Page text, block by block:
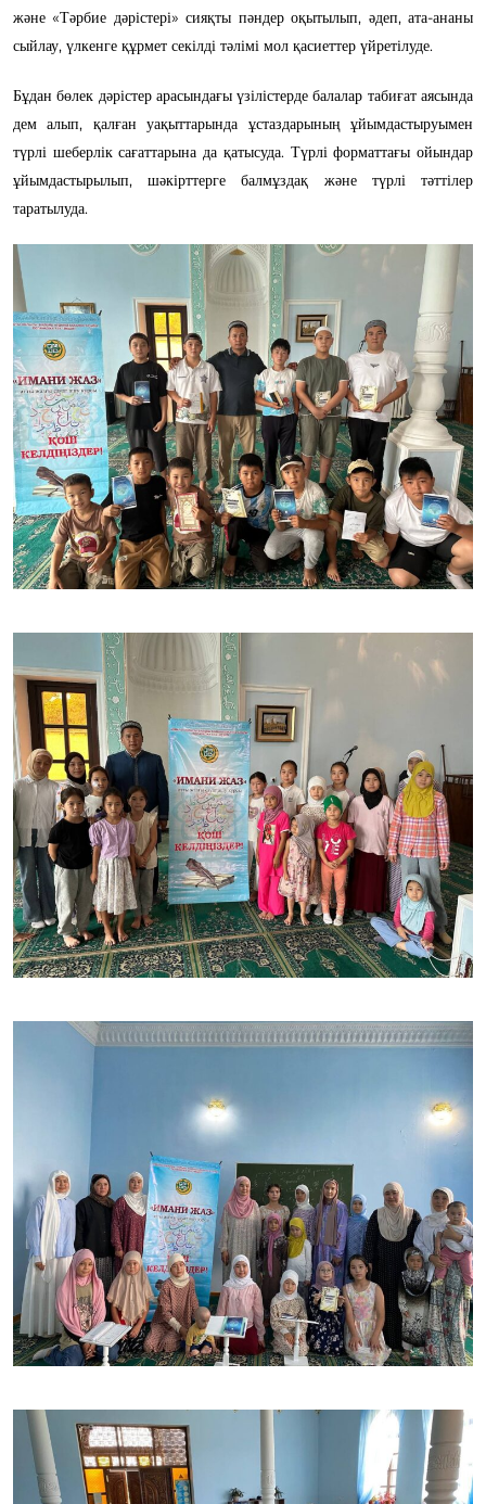
және «Тәрбие дәрістері» сияқты пәндер оқытылып, әдеп, ата-ананы
сыйлау, үлкенге құрмет секілді тәлімі мол қасиеттер үйретілуде.
Бұдан бөлек дәрістер арасындағы үзілістерде балалар табиғат аясында
дем алып, қалған уақыттарында ұстаздарының ұйымдастыруымен
түрлі шеберлік сағаттарына да қатысуда. Түрлі форматтағы ойындар
ұйымдастырылып, шәкірттерге балмұздақ және түрлі тәттілер
таратылуда.